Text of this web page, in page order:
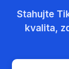
Stahujte
kvalita,